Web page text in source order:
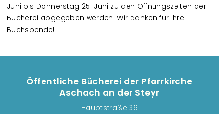
Juni bis Donnerstag 25. Juni zu den Öffnungszeiten der
Bücherei abgegeben werden. Wir danken für Ihre
Buchspende!
Öffentliche Bücherei der Pfarrkirche
Aschach an der Steyr
Hauptstraße 36